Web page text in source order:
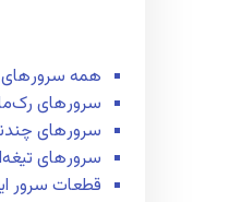
همه سرور‌های
سرور‌های
سرور‌های
سرور‌های
قطعات سرور